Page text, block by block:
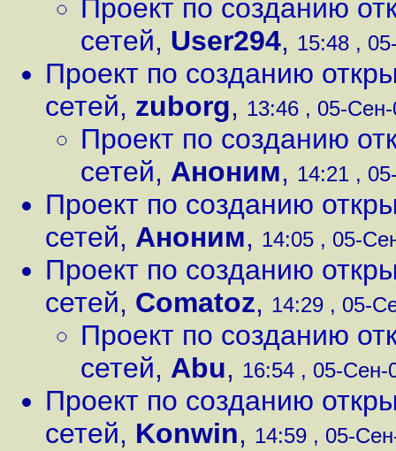
Проект по созданию
сетей, User294, 15:48 ,
Проект по созданию
сетей, zuborg, 13:46 , 05-
Проект по созданию
сетей, Аноним, 14:21 ,
Проект по созданию
сетей, Аноним, 14:05 , 05-
Проект по созданию
сетей, Comatoz, 14:29 , 05-
Проект по созданию
сетей, Abu, 16:54 , 05-Сен-
Проект по созданию
сетей, Konwin, 14:59 , 05-